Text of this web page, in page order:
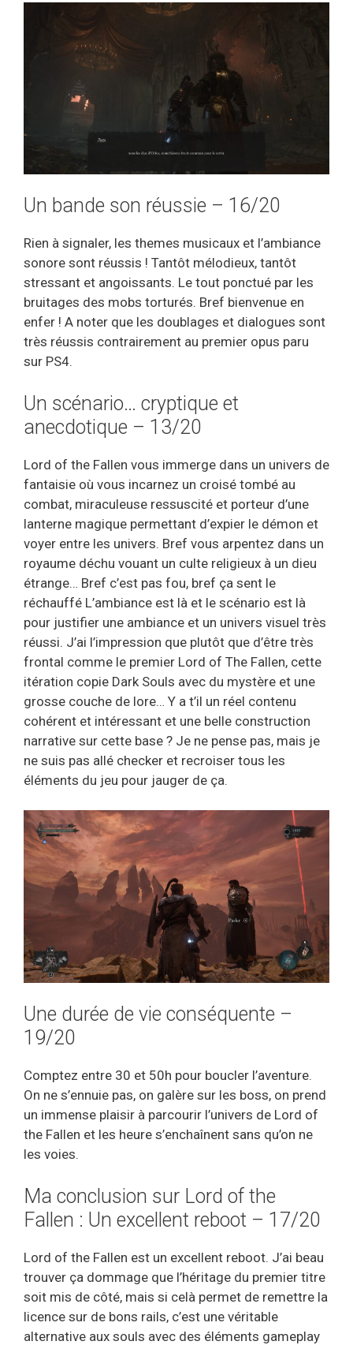
Un bande son réussie – 16/20
Rien à signaler, les themes musicaux et l’ambiance
sonore sont réussis ! Tantôt mélodieux, tantôt
stressant et angoissants. Le tout ponctué par les
bruitages des mobs torturés. Bref bienvenue en
enfer ! A noter que les doublages et dialogues sont
très réussis contrairement au premier opus paru
sur PS4.
Un scénario… cryptique et
anecdotique – 13/20
Lord of the Fallen vous immerge dans un univers de
fantaisie où vous incarnez un croisé tombé au
combat, miraculeuse ressuscité et porteur d’une
lanterne magique permettant d’expier le démon et
voyer entre les univers. Bref vous arpentez dans un
royaume déchu vouant un culte religieux à un dieu
étrange… Bref c’est pas fou, bref ça sent le
réchauffé L’ambiance est là et le scénario est là
pour justifier une ambiance et un univers visuel très
réussi. J’ai l’impression que plutôt que d’être très
frontal comme le premier Lord of The Fallen, cette
itération copie Dark Souls avec du mystère et une
grosse couche de lore… Y a t’il un réel contenu
cohérent et intéressant et une belle construction
narrative sur cette base ? Je ne pense pas, mais je
ne suis pas allé checker et recroiser tous les
éléments du jeu pour jauger de ça.
Une durée de vie conséquente –
19/20
Comptez entre 30 et 50h pour boucler l’aventure.
On ne s’ennuie pas, on galère sur les boss, on prend
un immense plaisir à parcourir l’univers de Lord of
the Fallen et les heure s’enchaînent sans qu’on ne
les voies.
Ma conclusion sur Lord of the
Fallen : Un excellent reboot – 17/20
Lord of the Fallen est un excellent reboot. J’ai beau
trouver ça dommage que l’héritage du premier titre
soit mis de côté, mais si celà permet de remettre la
licence sur de bons rails, c’est une véritable
alternative aux souls avec des éléments gameplay